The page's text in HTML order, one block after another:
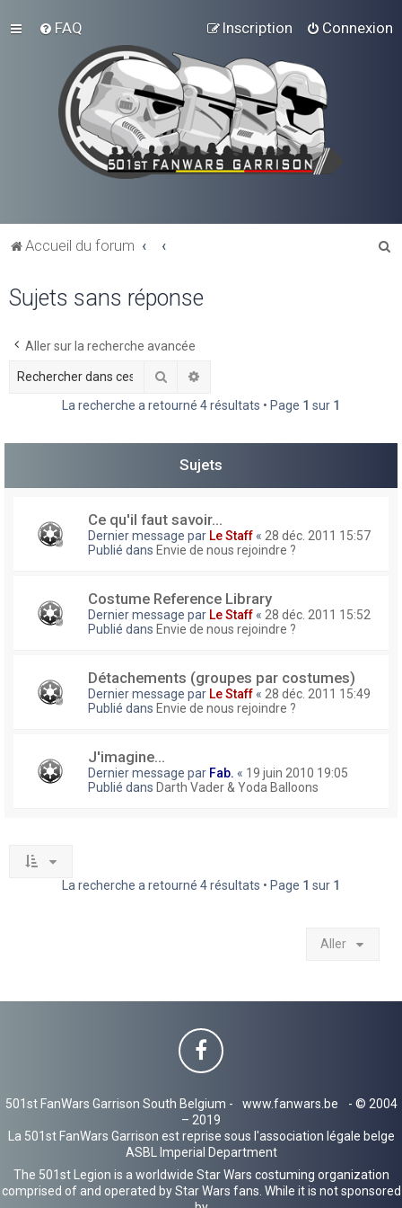
FAQ Connexion
Inscription
Accueil du forum
e
Sujets sans réponse
Aller sur la recherche avancée
Rechercher
La recherche a retourné 4 résultats • Page 1 sur 1
Sujets
Ce qu'il faut savoir...
Dernier message par Le Staff « 28 déc. 2011 15:57
Publié dans Envie de nous rejoindre ?
Costume Reference Library
Dernier message par Le Staff « 28 déc. 2011 15:52
Publié dans Envie de nous rejoindre ?
Détachements (groupes par costumes)
Dernier message par Le Staff « 28 déc. 2011 15:49
Publié dans Envie de nous rejoindre ?
J'imagine...
Dernier message par Fab. « 19 juin 2010 19:05
Publié dans Darth Vader & Yoda Balloons
La recherche a retourné 4 résultats • Page 1 sur 1
Aller
501st FanWars Garrison South Belgium - www.fanwars.be
- © 2004
– 2019
La 501st FanWars Garrison est reprise sous l'association légale belge
ASBL Imperial Department
The 501st Legion is a worldwide Star Wars costuming organization
comprised of and operated by Star Wars fans. While it is not sponsored